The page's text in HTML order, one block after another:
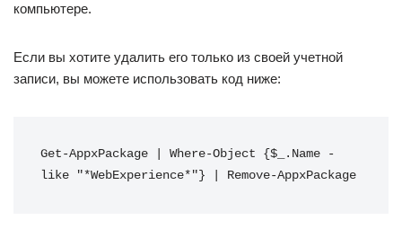
компьютере.
Если вы хотите удалить его только из своей учетной
записи, вы можете использовать код ниже:
Get-AppxPackage | Where-Object {$_.Name -
like "*WebExperience*"} | Remove-AppxPackage